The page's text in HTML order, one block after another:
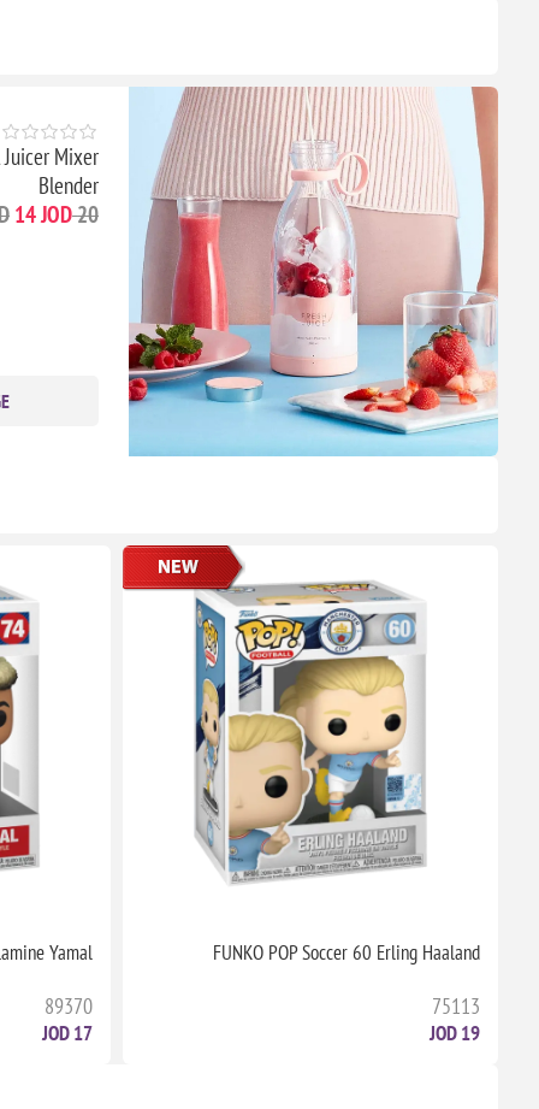
Mixer
Blender
20 JOD
14 JOD
FUNKO POP Soccer 60 Erling Haaland
75113
19 JOD
Yamal
89370
17 JOD